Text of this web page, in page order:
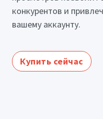
конкурентов и
вашему аккаунту.
Купить сейчас